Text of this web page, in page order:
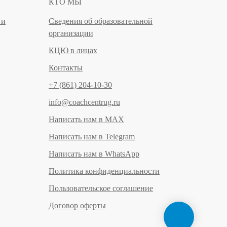
КТО МЫ
Сведения об образовательной
организации
КЦЮ в лицах
Контакты
+7 (861) 204-10-30
info@coachcentrug.ru
Написать нам в MAX
Написать нам в Telegram
Написать нам в WhatsApp
Политика конфиденциальности
Пользовательское соглашение
Договор оферты